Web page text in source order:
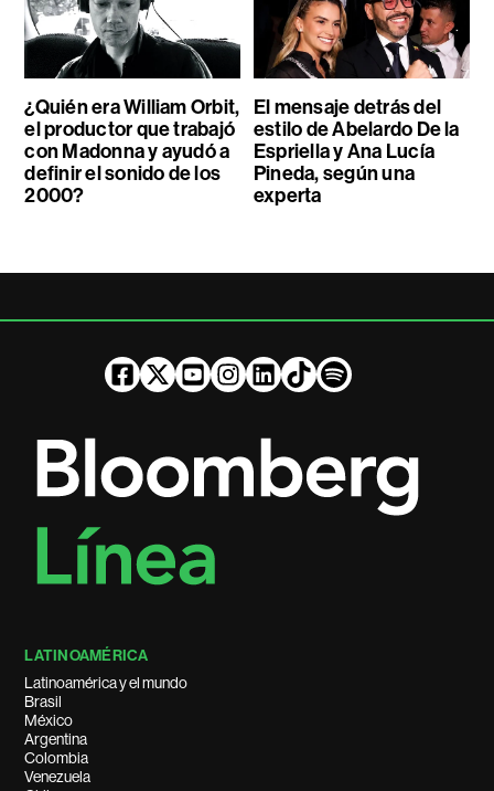
¿Quién era William Orbit,
el productor que trabajó
con Madonna y ayudó a
definir el sonido de los
2000?
El mensaje detrás del
estilo de Abelardo De la
Espriella y Ana Lucía
Pineda, según una
experta
LATINOAMÉRICA
Latinoamérica y el mundo
Brasil
México
Argentina
Colombia
Venezuela